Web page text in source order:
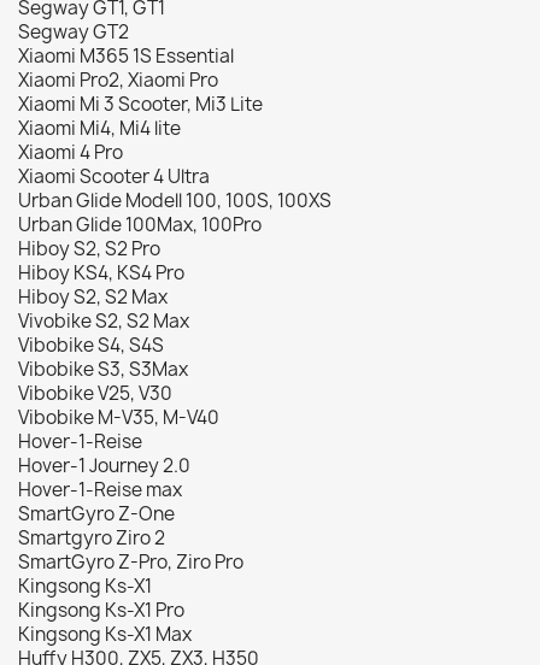
Segway GT1, GT1
Segway GT2
Xiaomi M365 1S Essential
Xiaomi Pro2, Xiaomi Pro
Xiaomi Mi 3 Scooter, Mi3 Lite
Xiaomi Mi4, Mi4 lite
Xiaomi 4 Pro
Xiaomi Scooter 4 Ultra
Urban Glide Modell 100, 100S, 100XS
Urban Glide 100Max, 100Pro
Hiboy S2, S2 Pro
Hiboy KS4, KS4 Pro
Hiboy S2, S2 Max
Vivobike S2, S2 Max
Vibobike S4, S4S
Vibobike S3, S3Max
Vibobike V25, V30
Vibobike M-V35, M-V40
Hover-1-Reise
Hover-1 Journey 2.0
Hover-1-Reise max
SmartGyro Z-One
Smartgyro Ziro 2
SmartGyro Z-Pro, Ziro Pro
Kingsong Ks-X1
Kingsong Ks-X1 Pro
Kingsong Ks-X1 Max
Huffy H300, ZX5, ZX3, H350